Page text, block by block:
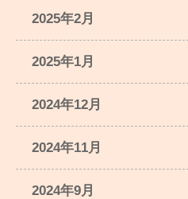
2025年2月
2025年1月
2024年12月
2024年11月
2024年9月